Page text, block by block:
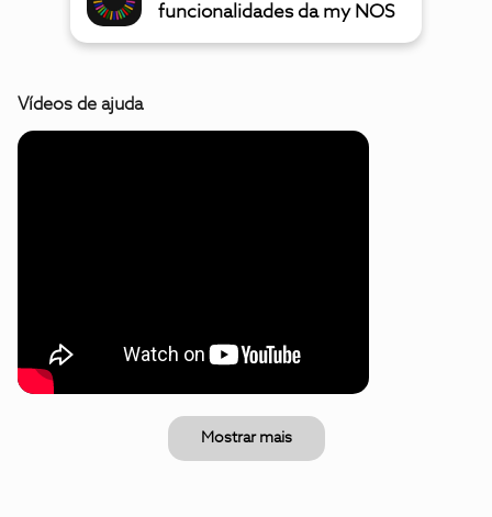
funcionalidades da my NOS
Vídeos de ajuda
Mostrar mais